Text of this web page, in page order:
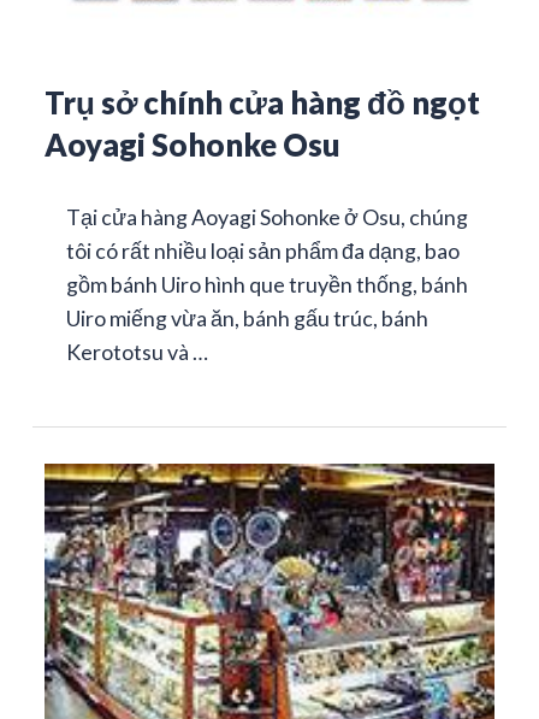
Trụ sở chính cửa hàng đồ ngọt
Aoyagi Sohonke Osu
Tại cửa hàng Aoyagi Sohonke ở Osu, chúng
tôi có rất nhiều loại sản phẩm đa dạng, bao
gồm bánh Uiro hình que truyền thống, bánh
Uiro miếng vừa ăn, bánh gấu trúc, bánh
Kerototsu và …